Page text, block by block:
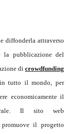
diffonderla attraverso
la pubblicazione del
di crowdfunding
tutto il mondo, per
economicamente il
Il sito web
promuove il progetto